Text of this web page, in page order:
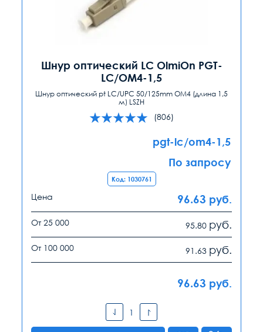
Шнур оптический LC OlmiOn PGT-
LC/OM4-1,5
Шнур оптический pt LC/UPC 50/125mm ОМ4 (длина 1,5
м) LSZH
(806)
pgt-lc/om4-1,5
По запросу
Код: 1030761
Цена 96.63 руб.
От 25 000 95.80 руб.
От 100 000 91.63 руб.
96.63 руб.